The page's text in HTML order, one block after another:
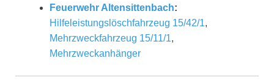
Feuerwehr Altensittenbach:
Hilfeleistungslöschfahrzeug 15/42/1,
Mehrzweckfahrzeug 15/11/1,
Mehrzweckanhänger